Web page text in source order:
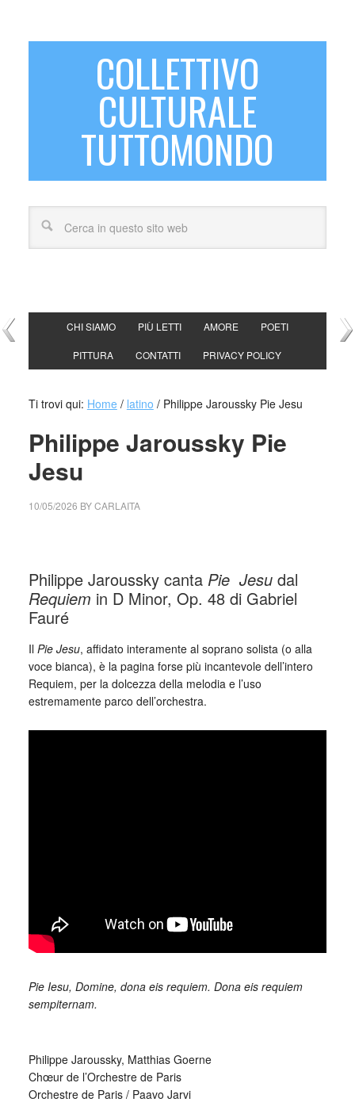
COLLETTIVO
CULTURALE
TUTTOMONDO
CHI SIAMO PIÙ LETTI AMORE POETI
PITTURA CONTATTI PRIVACY POLICY
Ti trovi qui: Home / latino /Philippe Jaroussky Pie Jesu
Philippe Jaroussky Pie
Jesu
10/05/2026 BYCARLAITA
Philippe Jaroussky canta Pie Jesudal
Requiem in D Minor, Op. 48 di Gabriel
Fauré
Il Pie Jesu, affidato interamente al soprano solista (o alla
voce bianca), è la pagina forse più incantevole dell’intero
Requiem, per la dolcezza della melodia e l’uso
estremamente parco dell’orchestra.
Pie Iesu, Domine, dona eis requiem. Dona eis requiem
sempiternam.
Philippe Jaroussky, Matthias Goerne
Chœur de l’Orchestre de Paris
Orchestre de Paris / Paavo Jarvi